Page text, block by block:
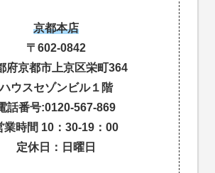
京都本店
〒602-0842
府京都市上京区栄町364
ウスセゾンビル１階
話番号:0120-567-869
業時間 10：30-19：00
定休日：日曜日